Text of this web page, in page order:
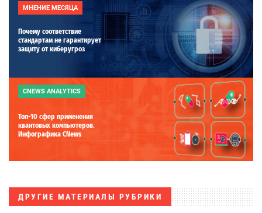
МНЕНИЕ МЕСЯЦА
Почему соответствие
стандартам не гарантирует
защиту от киберугроз
CNEWS ANALYTICS
Топ-10 сфер применения
квантовых компьютеров.
Инфографика CNews
ДРУГИЕ МАТЕРИАЛЫ РУБРИКИ